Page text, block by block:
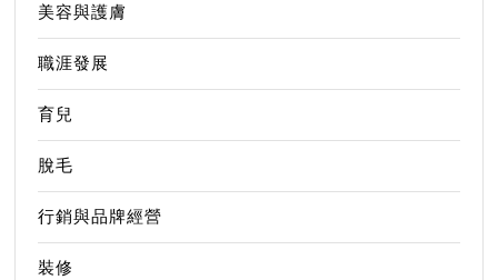
美容與護膚
職涯發展
育兒
脫毛
行銷與品牌經營
裝修